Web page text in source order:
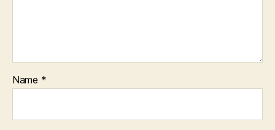
Name *